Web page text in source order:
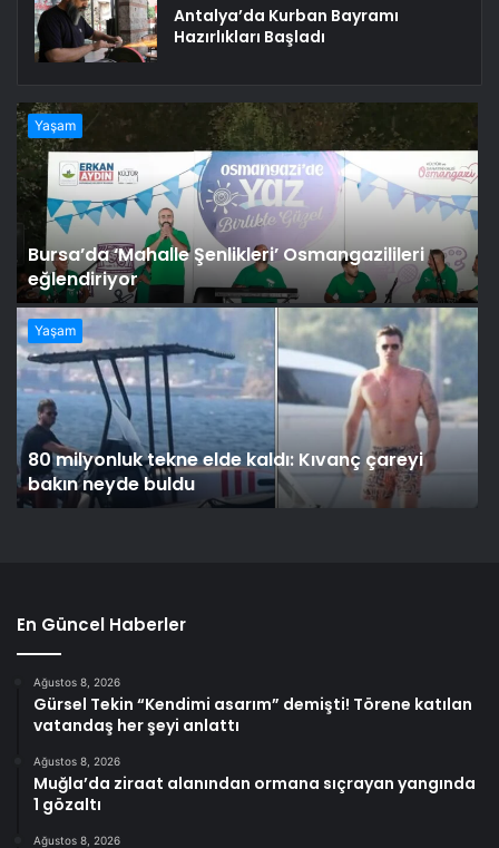
Antalya’da Kurban Bayramı
Hazırlıkları Başladı
Yaşam
Bursa’da ‘Mahalle Şenlikleri’ Osmangazilileri
eğlendiriyor
Yaşam
80 milyonluk tekne elde kaldı: Kıvanç çareyi
bakın neyde buldu
En Güncel Haberler
Ağustos 8, 2026
Gürsel Tekin “Kendimi asarım” demişti! Törene katılan
vatandaş her şeyi anlattı
Ağustos 8, 2026
Muğla’da ziraat alanından ormana sıçrayan yangında
1 gözaltı
Ağustos 8, 2026